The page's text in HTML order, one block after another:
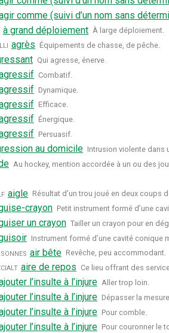
comme (suivi d’un nom sans
à grand déploiement À large déploiement.
agrès Équipements de chasse, de pêche.
Qui agresse, énerve.
Combatif.
Dynamique.
Efficace.
Énergique.
Persuasif.
au domicile Intrusion violente dans
Au hockey, mention accordée à un ou des
aigle Résultat d’un trou joué en deux coups
crayon Petit instrument formé d’une
un crayon Tailler un crayon pour en
Instrument formé d’une cavité conique
air bête Revêche, peu accommodant.
aire de repos Ce lieu offrant des
l’insulte à l’injure Aller trop loin.
l’insulte à l’injure Dépasser la mesure.
l’insulte à l’injure Pour comble.
l’insulte à l’injure Pour couronner le